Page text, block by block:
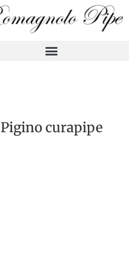
Pigino curapipe